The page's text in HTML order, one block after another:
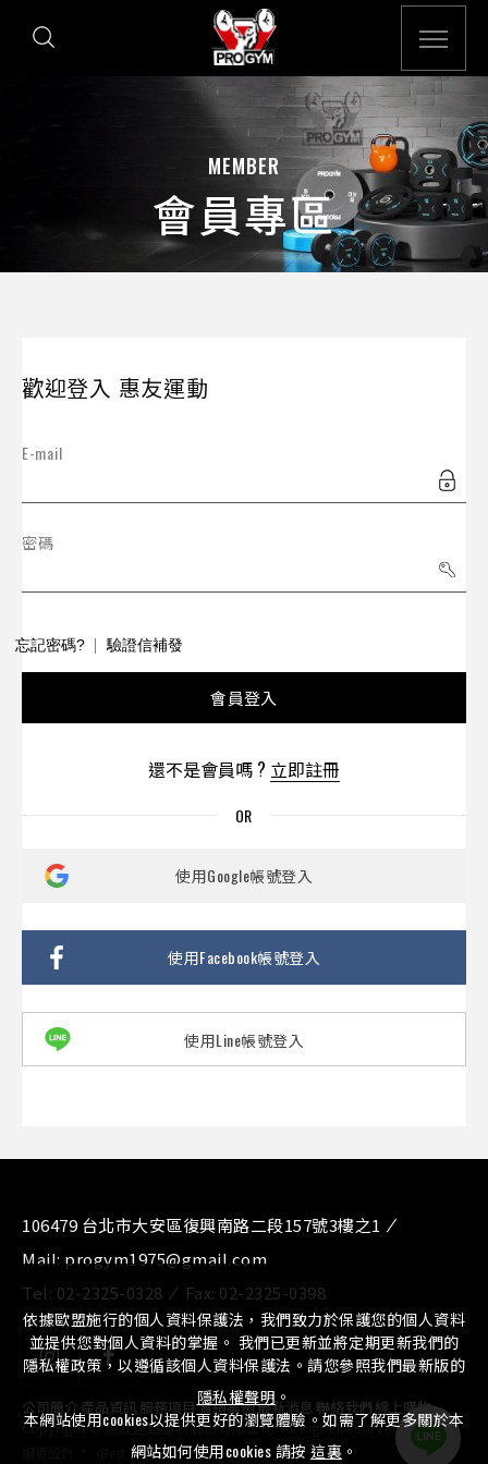
MEMBER
會員專區
歡迎登入 惠友運動
E-mail
密碼
忘記密碼? 驗證信補發
會員登入
還不是會員嗎 ? 立即註冊
使用Google帳號登入
使用Facebook帳號登入
使用Line帳號登入
106479 台北市大安區復興南路二段157號3樓之1
Mail: progym1975@gmail.com
Tel: 02-2325-0328 Fax: 02-2325-0398
公司簡介產品資訊 服務項目⁄實績案例⁄最新消息 聯絡我們 線上購物
Copyright © 惠友運動器材股份有限公司. All Right Reserved.
依據歐盟施行的個人資料保護法，我們致力於保護您的個人資料
並提供您對個人資料的掌握。 我們已更新並將定期更新我們的
隱私權政策，以遵循該個人資料保護法。請您參照我們最新版的
隱私權聲明 。
本網站使用cookies以提供更好的瀏覽體驗。如需了解更多關於本
網站如何使用cookies 請按 這裏 。